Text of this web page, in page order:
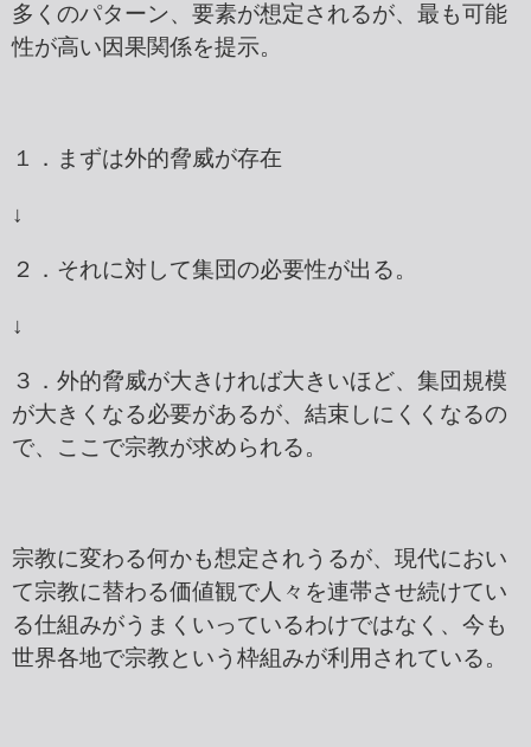
多くのパターン、要素が想定されるが、最も可能
性が高い因果関係を提示。
１．まずは外的脅威が存在
↓
２．それに対して集団の必要性が出る。
↓
３．外的脅威が大きければ大きいほど、集団規模
が大きくなる必要があるが、結束しにくくなるの
で、ここで宗教が求められる。
宗教に変わる何かも想定されうるが、現代におい
て宗教に替わる価値観で人々を連帯させ続けてい
る仕組みがうまくいっているわけではなく、今も
世界各地で宗教という枠組みが利用されている。